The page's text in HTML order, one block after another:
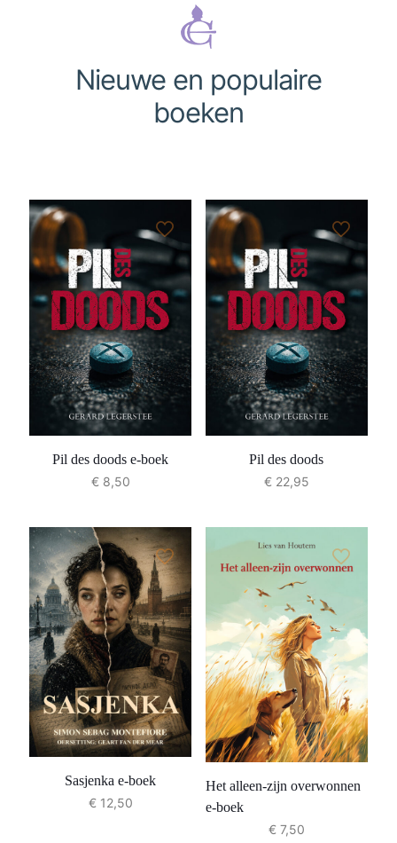
Nieuwe en populaire
boeken
Pil des doods e-boek
€8,50
Pil des doods
€22,95
Sasjenka e-boek
€12,50
Het alleen-zijn overwonnen
e-boek
€7,50